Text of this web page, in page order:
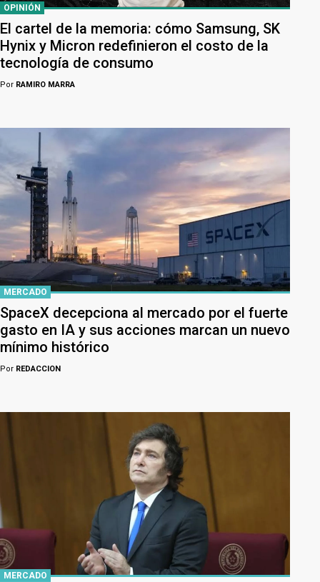
OPINIÓN
El cartel de la memoria: cómo Samsung, SK
Hynix y Micron redefinieron el costo de la
tecnología de consumo
Por RAMIRO MARRA
MERCADO
SpaceX decepciona al mercado por el fuerte
gasto en IA y sus acciones marcan un nuevo
mínimo histórico
Por REDACCION
MERCADO